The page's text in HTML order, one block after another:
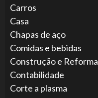
Carros
Casa
Chapas de aço
Comidas e bebidas
Construção e Reforma
Contabilidade
Corte a plasma